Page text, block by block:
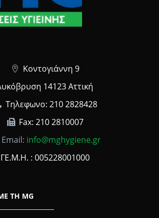
Κοντογιάννη 9
14123 Αττική
Τηλεφωνο: 210 2828428
Fax: 210 2810007
Email: info@mghygiene.gr
ΓΕ.Μ.Η. : 005228001000
ΤΗ MG